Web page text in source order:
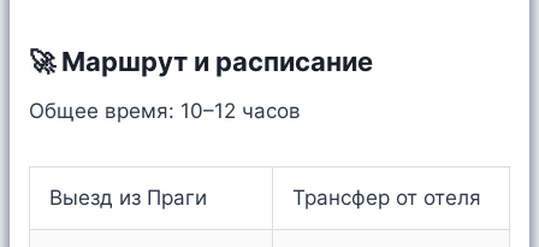
🚀 Маршрут и расписание
Общее время: 10–12 часов
Выезд из Праги Трансфер от отеля